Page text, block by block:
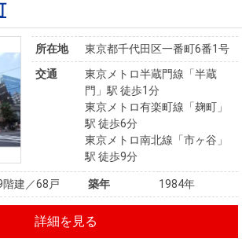
所在地
東京都千代田区一番町6番1号
交通
東京メトロ半蔵門線「半蔵
門」駅 徒歩1分
東京メトロ有楽町線「麹町」
駅 徒歩6分
東京メトロ南北線「市ヶ谷」
駅 徒歩9分
階建／68戸 築年 1984年
詳細を見る